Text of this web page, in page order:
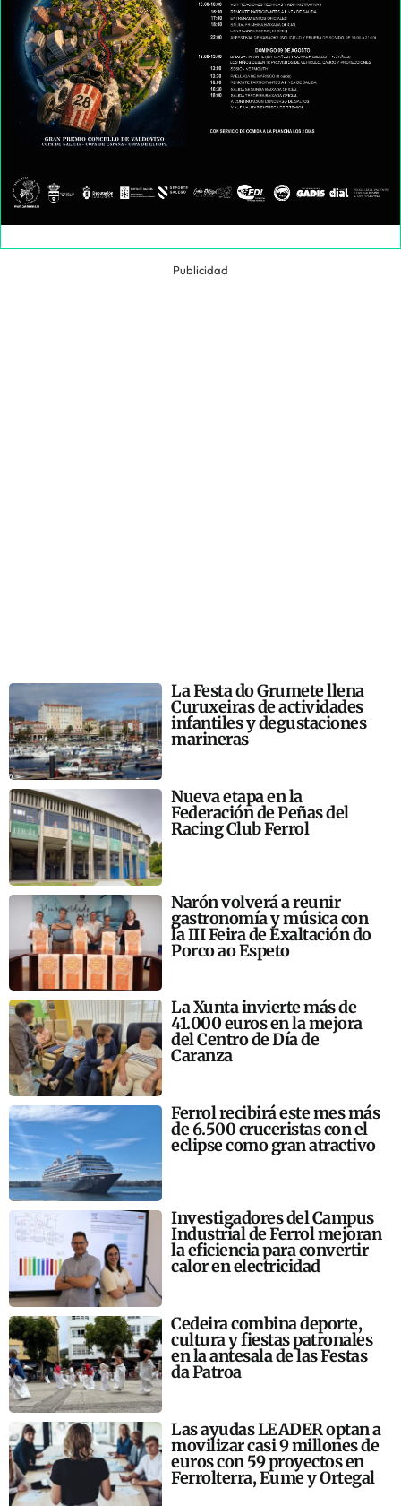
Publicidad
La Festa do Grumete llena
Curuxeiras de actividades
infantiles y degustaciones
marineras
Nueva etapa en la
Federación de Peñas del
Racing Club Ferrol
Narón volverá a reunir
gastronomía y música con
la III Feira de Exaltación do
Porco ao Espeto
La Xunta invierte más de
41.000 euros en la mejora
del Centro de Día de
Caranza
Ferrol recibirá este mes más
de 6.500 cruceristas con el
eclipse como gran atractivo
Investigadores del Campus
Industrial de Ferrol mejoran
la eficiencia para convertir
calor en electricidad
Cedeira combina deporte,
cultura y fiestas patronales
en la antesala de las Festas
da Patroa
Las ayudas LEADER optan a
movilizar casi 9 millones de
euros con 59 proyectos en
Ferrolterra, Eume y Ortegal